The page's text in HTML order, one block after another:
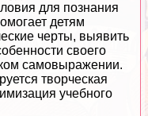
для познания
детям
черты, выявить
своего
самовыражении.
творческая
учебного